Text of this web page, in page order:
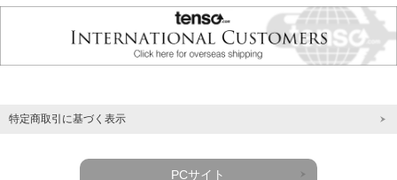
特定商取引に基づく表示
PCサイト